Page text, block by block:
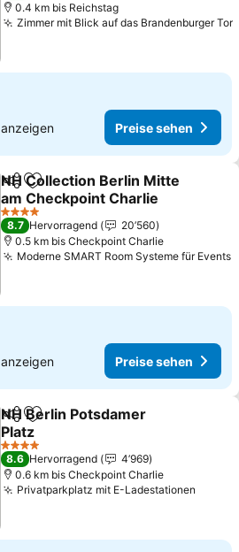
0.4 km bis Reichstag
Zimmer mit Blick auf das Brandenburger Tor
anzeigen Preise sehen
TeilenZu Favoriten hinzufügen
NH Collection Berlin Mitte
am Checkpoint Charlie
Preise sehen
4 Sterne
8.7 Hervorragend
20’560
0.5 km bis Checkpoint Charlie
Moderne SMART Room Systeme für Events
anzeigen Preise sehen
TeilenZu Favoriten hinzufügen
NH Berlin Potsdamer
Platz
Preise sehen
4 Sterne
8.6 Hervorragend
4’969
0.6 km bis Checkpoint Charlie
Privatparkplatz mit E-Ladestationen